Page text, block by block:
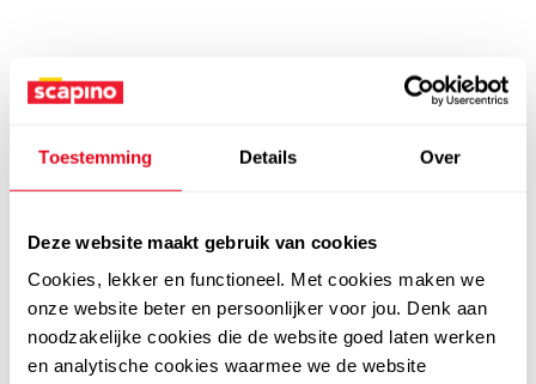
Toestemming Details Over
Deze website maakt gebruik van cookies
Cookies, lekker en functioneel. Met cookies maken we
onze website beter en persoonlijker voor jou. Denk aan
noodzakelijke cookies die de website goed laten werken
en analytische cookies waarmee we de website